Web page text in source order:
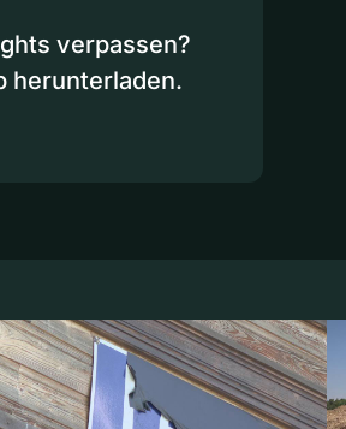
verpassen?
herunterladen.